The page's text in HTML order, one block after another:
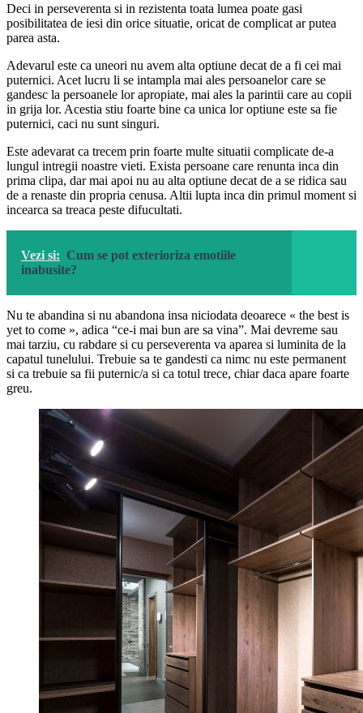
Deci in perseverenta si in rezistenta toata lumea poate gasi
posibilitatea de iesi din orice situatie, oricat de complicat ar putea
parea asta.
Adevarul este ca uneori nu avem alta optiune decat de a fi cei mai
puternici. Acet lucru li se intampla mai ales persoanelor care se
gandesc la persoanele lor apropiate, mai ales la parintii care au copii
in grija lor. Acestia stiu foarte bine ca unica lor optiune este sa fie
puternici, caci nu sunt singuri.
Este adevarat ca trecem prin foarte multe situatii complicate de-a
lungul intregii noastre vieti. Exista persoane care renunta inca din
prima clipa, dar mai apoi nu au alta optiune decat de a se ridica sau
de a renaste din propria cenusa. Altii lupta inca din primul moment si
incearca sa treaca peste difucultati.
Vezi si: Cum se pot exterioriza emotiile
inabusite?
Nu te abandina si nu abandona insa niciodata deoarece « the best is
yet to come », adica “ce-i mai bun are sa vina”. Mai devreme sau
mai tarziu, cu rabdare si cu perseverenta va aparea si luminita de la
capatul tunelului. Trebuie sa te gandesti ca nimc nu este permanent
si ca trebuie sa fii puternic/a si ca totul trece, chiar daca apare foarte
greu.